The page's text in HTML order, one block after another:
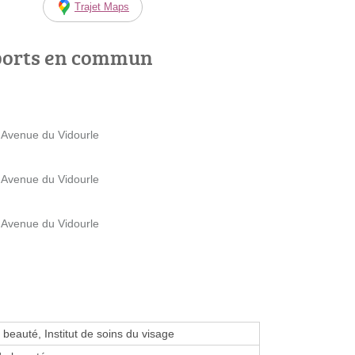
Trajet Maps
en commun
du Vidourle
du Vidourle
du Vidourle
Institut de soins du visage